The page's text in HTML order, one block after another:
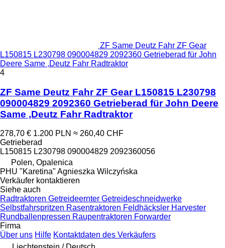
ZF Same Deutz Fahr ZF Gear
L150815 L230798 090004829 2092360 Getrieberad für John
Deere Same ,Deutz Fahr Radtraktor
4
ZF Same Deutz Fahr ZF Gear L150815 L230798
090004829 2092360 Getrieberad für John Deere
Same ,Deutz Fahr Radtraktor
278,70 € 1.200 PLN ≈ 260,40 CHF
Getrieberad
L150815 L230798 090004829 2092360056
Polen, Opalenica
PHU "Karetina" Agnieszka Wilczyńska
Verkäufer kontaktieren
Siehe auch
Radtraktoren Getreideernter Getreideschneidwerke
Selbstfahrspritzen Rasentraktoren Feldhäcksler Harvester
Rundballenpressen Raupentraktoren Forwarder
Firma
Über uns Hilfe Kontaktdaten des Verkäufers